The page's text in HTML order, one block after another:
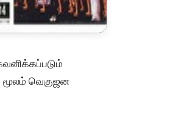
வெகுஜன